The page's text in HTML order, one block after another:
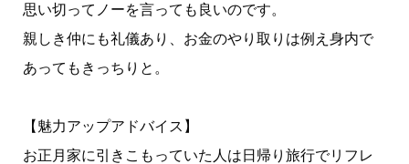
思い切ってノーを言っても良いのです。
親しき仲にも礼儀あり、お金のやり取りは例え身内で
あってもきっちりと。
【魅力アップアドバイス】
お正月家に引きこもっていた人は日帰り旅行でリフレ